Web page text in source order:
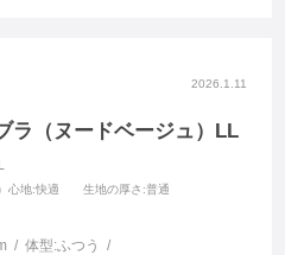
2026.1.11
ラ（ヌードベージュ）LL
心地:快適 生地の厚さ :普通
体型:ふつう